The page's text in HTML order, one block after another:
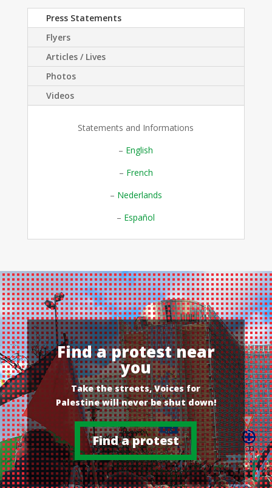
Press Statements
Flyers
Articles / Lives
Photos
Videos
Statements and Informations
– English
– French
– Nederlands
– Español
Find a protest near
you
Take the streets, Voices for
Palestine will never be shut down!
Find a protest